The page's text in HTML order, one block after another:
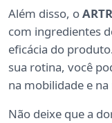
Além disso, o
com ingredientes
eficácia do
sua rotina, você
na mobilidade e
Não deixe que a